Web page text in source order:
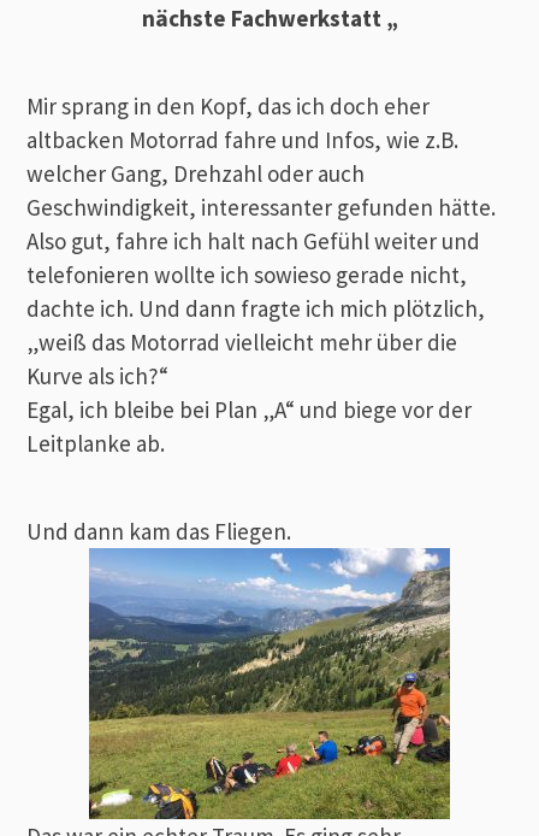
nächste Fachwerkstatt „
Mir sprang in den Kopf, das ich doch eher
altbacken Motorrad fahre und Infos, wie z.B.
welcher Gang, Drehzahl oder auch
Geschwindigkeit, interessanter gefunden hätte.
Also gut, fahre ich halt nach Gefühl weiter und
telefonieren wollte ich sowieso gerade nicht,
dachte ich. Und dann fragte ich mich plötzlich,
„weiß das Motorrad vielleicht mehr über die
Kurve als ich?“
Egal, ich bleibe bei Plan „A“ und biege vor der
Leitplanke ab.
Und dann kam das Fliegen.